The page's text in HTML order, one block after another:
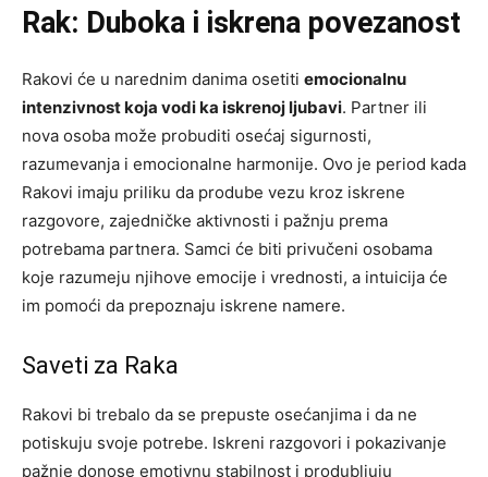
Rak: Duboka i iskrena povezanost
Rakovi će u narednim danima osetiti emocionalnu
intenzivnost koja vodi ka iskrenoj ljubavi. Partner ili
nova osoba može probuditi osećaj sigurnosti,
razumevanja i emocionalne harmonije. Ovo je period kada
Rakovi imaju priliku da prodube vezu kroz iskrene
razgovore, zajedničke aktivnosti i pažnju prema
potrebama partnera. Samci će biti privučeni osobama
koje razumeju njihove emocije i vrednosti, a intuicija će
im pomoći da prepoznaju iskrene namere.
Saveti za Raka
Rakovi bi trebalo da se prepuste osećanjima i da ne
potiskuju svoje potrebe. Iskreni razgovori i pokazivanje
pažnje donose emotivnu stabilnost i produbljuju